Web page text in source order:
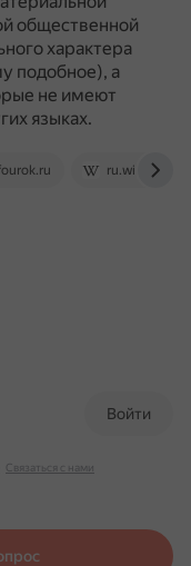
общественной
характера
подобное), а
не имеют
языках.
Войти
Связаться с нами